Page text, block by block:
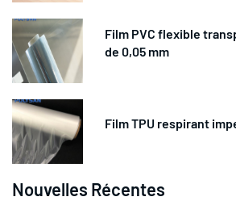
Film PVC flexible
de 0,05 mm
Film TPU respirant
Nouvelles Récentes